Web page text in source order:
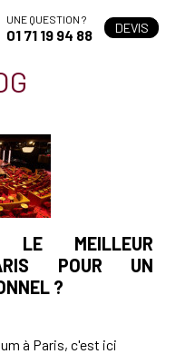
UNE QUESTION ?
01 71 19 94 88 DEVIS
LE MEILLEUR
POUR UN
?
à Paris, c'est ici